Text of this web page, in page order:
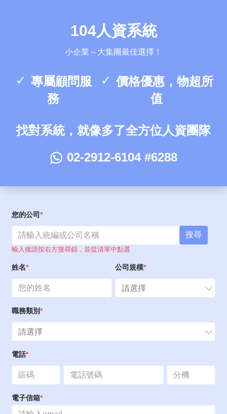
104人資系統
小企業～大集團最佳選擇！
專屬顧問服
務
價格優惠，物超所
值
找對系統，就像多了全方位人資團隊
02-2912-6104 #6288
您的公司
輸入後請按右方搜尋鈕，並從清單中點選
搜尋
姓名 公司規模
請選擇
職務類別
請選擇
電話
電子信箱